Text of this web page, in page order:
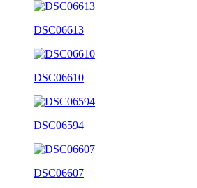
DSC06613
DSC06610
DSC06594
DSC06607